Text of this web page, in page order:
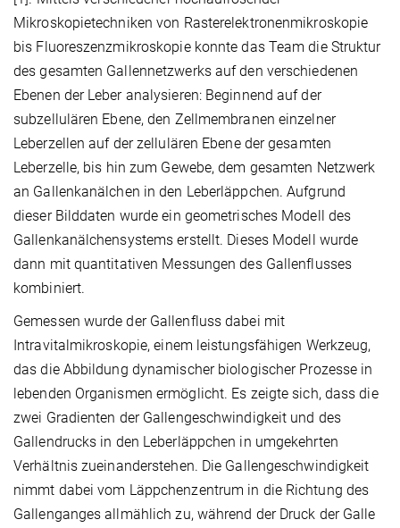
Mikroskopietechniken von Rasterelektronenmikroskopie
bis Fluoreszenzmikroskopie konnte das Team die Struktur
des gesamten Gallennetzwerks auf den verschiedenen
Ebenen der Leber analysieren: Beginnend auf der
subzellulären Ebene, den Zellmembranen einzelner
Leberzellen auf der zellulären Ebene der gesamten
Leberzelle, bis hin zum Gewebe, dem gesamten Netzwerk
an Gallenkanälchen in den Leberläppchen. Aufgrund
dieser Bilddaten wurde ein geometrisches Modell des
Gallenkanälchensystems erstellt. Dieses Modell wurde
dann mit quantitativen Messungen des Gallenflusses
kombiniert.
Gemessen wurde der Gallenfluss dabei mit
Intravitalmikroskopie, einem leistungsfähigen Werkzeug,
das die Abbildung dynamischer biologischer Prozesse in
lebenden Organismen ermöglicht. Es zeigte sich, dass die
zwei Gradienten der Gallengeschwindigkeit und des
Gallendrucks in den Leberläppchen in umgekehrten
Verhältnis zueinanderstehen. Die Gallengeschwindigkeit
nimmt dabei vom Läppchenzentrum in die Richtung des
Gallenganges allmählich zu, während der Druck der Galle